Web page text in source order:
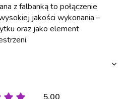
z falbanką to połączenie
jakości wykonania –
oraz jako element